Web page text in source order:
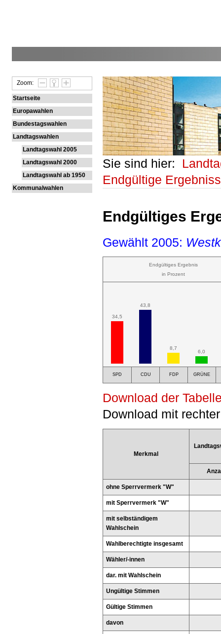
Zoom:
Startseite
Europawahlen
Bundestagswahlen
Landtagswahlen
Landtagswahl 2005
Landtagswahl 2000
Landtagswahl ab 1950
Kommunalwahlen
Sie sind hier:
Endgültige
Endgültiges
Gewählt 2005:
Endgültiges Ergebnis
in Prozent
34,5
43,8
8,7
6,0
SPD CDU FDP GRÜNE
Download der
Download mit
Merkmal
ohne Sperrvermerk "W"
mit Sperrvermerk "W"
mit selbständigem
Wahlschein
Wahlberechtigte insgesamt
Wähler/-innen
dar. mit Wahlschein
Ungültige Stimmen
Gültige Stimmen
davon